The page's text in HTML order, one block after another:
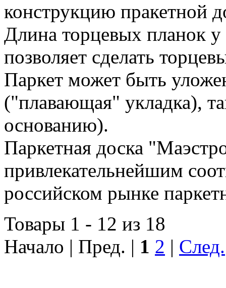
конструкцию пракетной
Длина торцевых планок
позволяет сделать
Паркет может быть
("плавающая" укладка),
основанию).
Паркетная доска
привлекательнейшим
российском рынке
Товары 1 - 12 из 18
Начало | Пред. | 1 2 | След.